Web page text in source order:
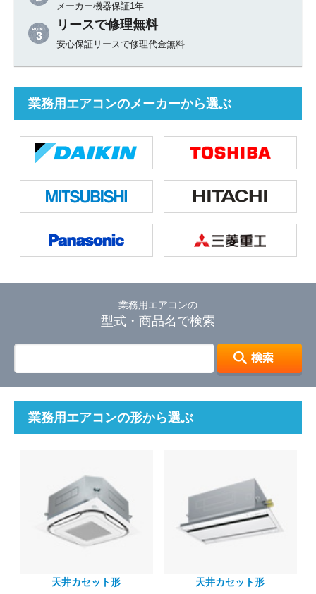
メーカー機器保証1年
リースで修理無料
安心保証リースで修理代金無料
業務用エアコンのメーカーから選ぶ
業務用エアコンの
型式・商品名で検索
業務用エアコンの形から選ぶ
天井カセット形
天井カセット形